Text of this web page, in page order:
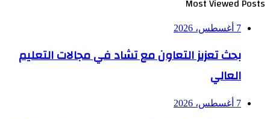
Most Viewed Posts
7 أغسطس، 2026
بحث تعزيز التعاون مع تشاد في مجالات التعليم
العالي
7 أغسطس، 2026